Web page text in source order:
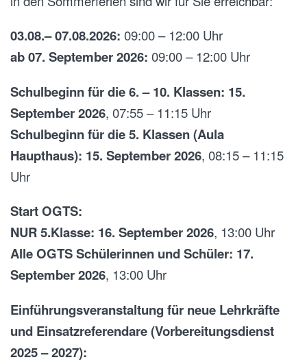
03.08.– 07.08.2026: 09:00 – 12:00 Uhr
ab 07. September 2026: 09:00 – 12:00 Uhr
Schulbeginn für die 6. – 10. Klassen: 15.
September 2026, 07:55 – 11:15 Uhr
Schulbeginn für die 5. Klassen (Aula
Haupthaus): 15. September 2026, 08:15 – 11:15
Uhr
Start OGTS:
NUR 5.Klasse: 16. September 2026, 13:00 Uhr
Alle OGTS Schülerinnen und Schüler: 17.
September 2026, 13:00 Uhr
Einführungsveranstaltung für neue Lehrkräfte
und Einsatzreferendare (Vorbereitungsdienst
2025 – 2027):